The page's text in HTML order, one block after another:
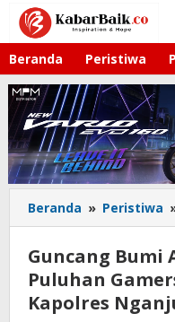
Lewati
konten
Beranda Peristiwa
Beranda » Peristiwa
Guncang Bumi
Puluhan
Kapolres